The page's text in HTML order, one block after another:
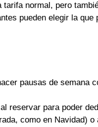
normal, pero
pueden elegir la que
pausas de semana
reservar para poder
como en Navidad)